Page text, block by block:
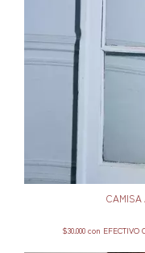
CAMISA
$30.000 con EFECTIVO